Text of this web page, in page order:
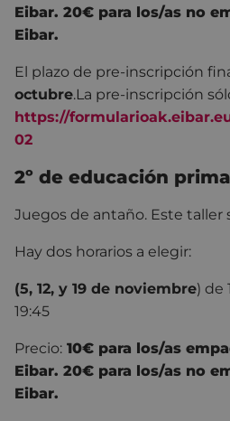
Eibar. 20€ para los/as no
Eibar.
El plazo de pre-inscripción
octubre.La pre-inscripción
https://
02
2º de educación
Juegos de antaño. Este taller
Hay dos horarios a elegir:
(5, 12, y 19 de noviembre) de
19:45
Precio: 10€ para los/as
Eibar. 20€ para los/as no
Eibar.